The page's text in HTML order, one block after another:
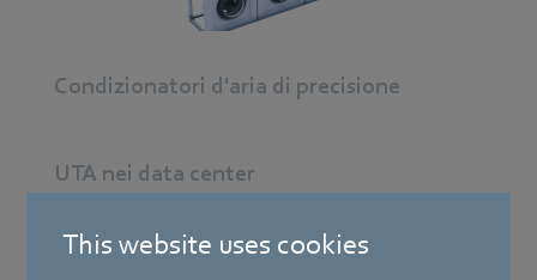
This website uses cookies
Condizionatori d'aria di precisione
UTA nei data center
Unità condensanti